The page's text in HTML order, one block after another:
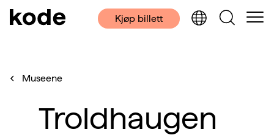
Kjøp billett
Museene
Troldhaugen